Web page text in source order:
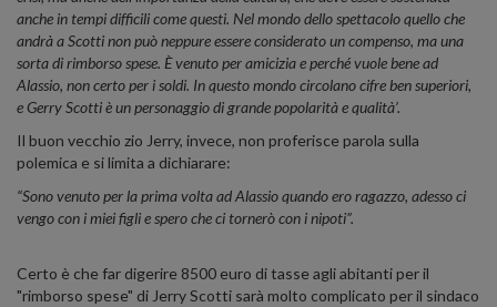
anche in tempi difficili come questi. Nel mondo dello spettacolo quello che
andrà a Scotti non può neppure essere considerato un compenso, ma una
sorta di rimborso spese. È venuto per amicizia e perché vuole bene ad
Alassio, non certo per i soldi. In questo mondo circolano cifre ben superiori,
e Gerry Scotti è un personaggio di grande popolarità e qualità’.
Il buon vecchio zio Jerry, invece, non proferisce parola sulla
polemica e si limita a dichiarare:
“Sono venuto per la prima volta ad Alassio quando ero ragazzo, adesso ci
vengo con i miei figli e spero che ci tornerò con i nipoti”.
Certo è che far digerire 8500 euro di tasse agli abitanti per il
"rimborso spese" di Jerry Scotti sarà molto complicato per il sindaco